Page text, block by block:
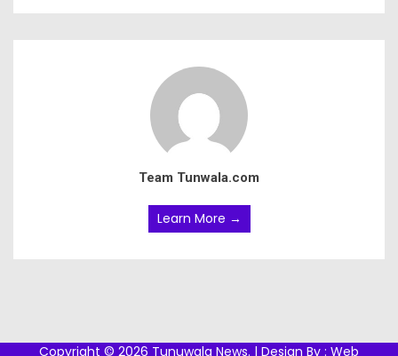
Team Tunwala.com
Learn More →
Copyright © 2026 Tunuwala News. | Design By : Web